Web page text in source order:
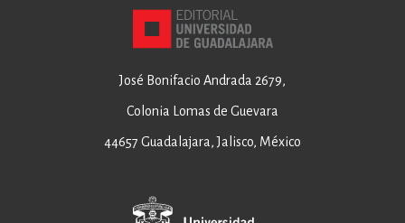
José Bonifacio Andrada 2679,
Colonia Lomas de Guevara
44657 Guadalajara, Jalisco, México